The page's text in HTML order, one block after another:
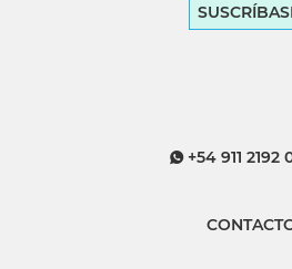
+54 911 2192